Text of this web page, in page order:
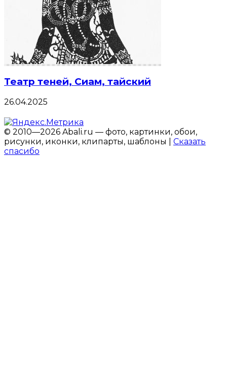
Театр теней, Сиам, тайский
26.04.2025
© 2010—2026 Abali.ru — фото, картинки, обои,
рисунки, иконки, клипарты, шаблоны | Сказать
спасибо